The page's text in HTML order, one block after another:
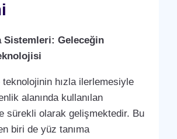
Sistemleri: Geleceğin
teknolojinin hızla ilerlemesiyle
alanında kullanılan
sürekli olarak gelişmektedir. Bu
biri de yüz tanıma